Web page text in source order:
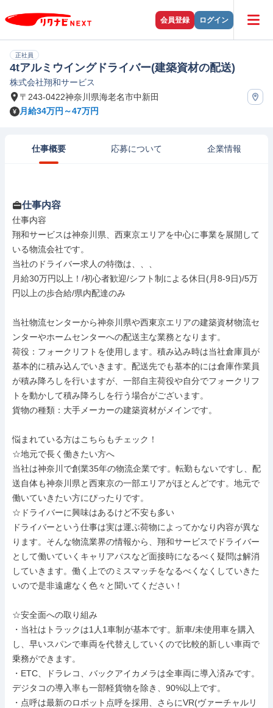
会員登録 ログイン
正社員
4tアルミウイングドライバー(建築資材の配送)
株式会社翔和サービス
〒243-0422神奈川県海老名市中新田
月給34万円～47万円
仕事概要 応募について 企業情報
仕事内容
仕事内容
翔和サービスは神奈川県、西東京エリアを中心に事業を展開して
いる物流会社です。
当社のドライバー求人の特徴は、、、
月給30万円以上！/初心者歓迎/シフト制による休日(月8-9日)/5万
円以上の歩合給/県内配達のみ
当社物流センターから神奈川県や西東京エリアの建築資材物流セ
ンターやホームセンターへの配送主な業務となります。
荷役：フォークリフトを使用します。積み込み時は当社倉庫員が
基本的に積み込んでいきます。配送先でも基本的には倉庫作業員
が積み降ろしを行いますが、一部自主荷役や自分でフォークリフ
トを動かして積み降ろしを行う場合がございます。
貨物の種類：大手メーカーの建築資材がメインです。
悩まれている方はこちらもチェック！
☆地元で長く働きたい方へ
当社は神奈川で創業35年の物流企業です。転勤もないですし、配
送自体も神奈川県と西東京の一部エリアがほとんどです。地元で
働いていきたい方にぴったりです。
☆ドライバーに興味はあるけど不安も多い
ドライバーという仕事は実は運ぶ荷物によってかなり内容が異な
ります。そんな物流業界の情報から、翔和サービスでドライバー
として働いていくキャリアパスなど面接時になるべく疑問は解消
していきます。働く上でのミスマッチをなるべくなくしていきた
いので是非遠慮なく色々と聞いてください！
☆安全面への取り組み
・当社はトラックは1人1車制が基本です。新車/未使用車を購入
し、早いスパンで車両を代替えしていくので比較的新しい車両で
乗務ができます。
・ETC、ドラレコ、バックアイカメラは全車両に導入済みです。
デジタコの導入率も一部軽貨物を除き、90%以上です。
・点呼は最新のロボット点呼を採用、さらにVR(ヴァーチャルリ